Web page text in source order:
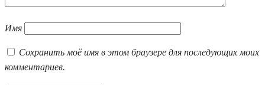
Имя
Сохранить моё имя в этом браузере для последующих моих
комментариев.